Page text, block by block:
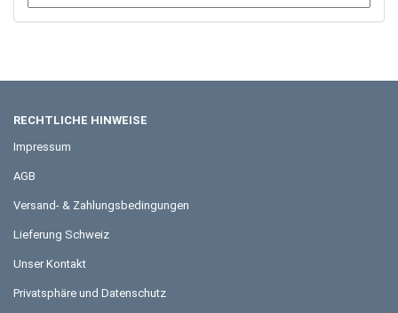
RECHTLICHE HINWEISE
Impressum
AGB
Versand- & Zahlungsbedingungen
Lieferung Schweiz
Unser Kontakt
Privatsphäre und Datenschutz